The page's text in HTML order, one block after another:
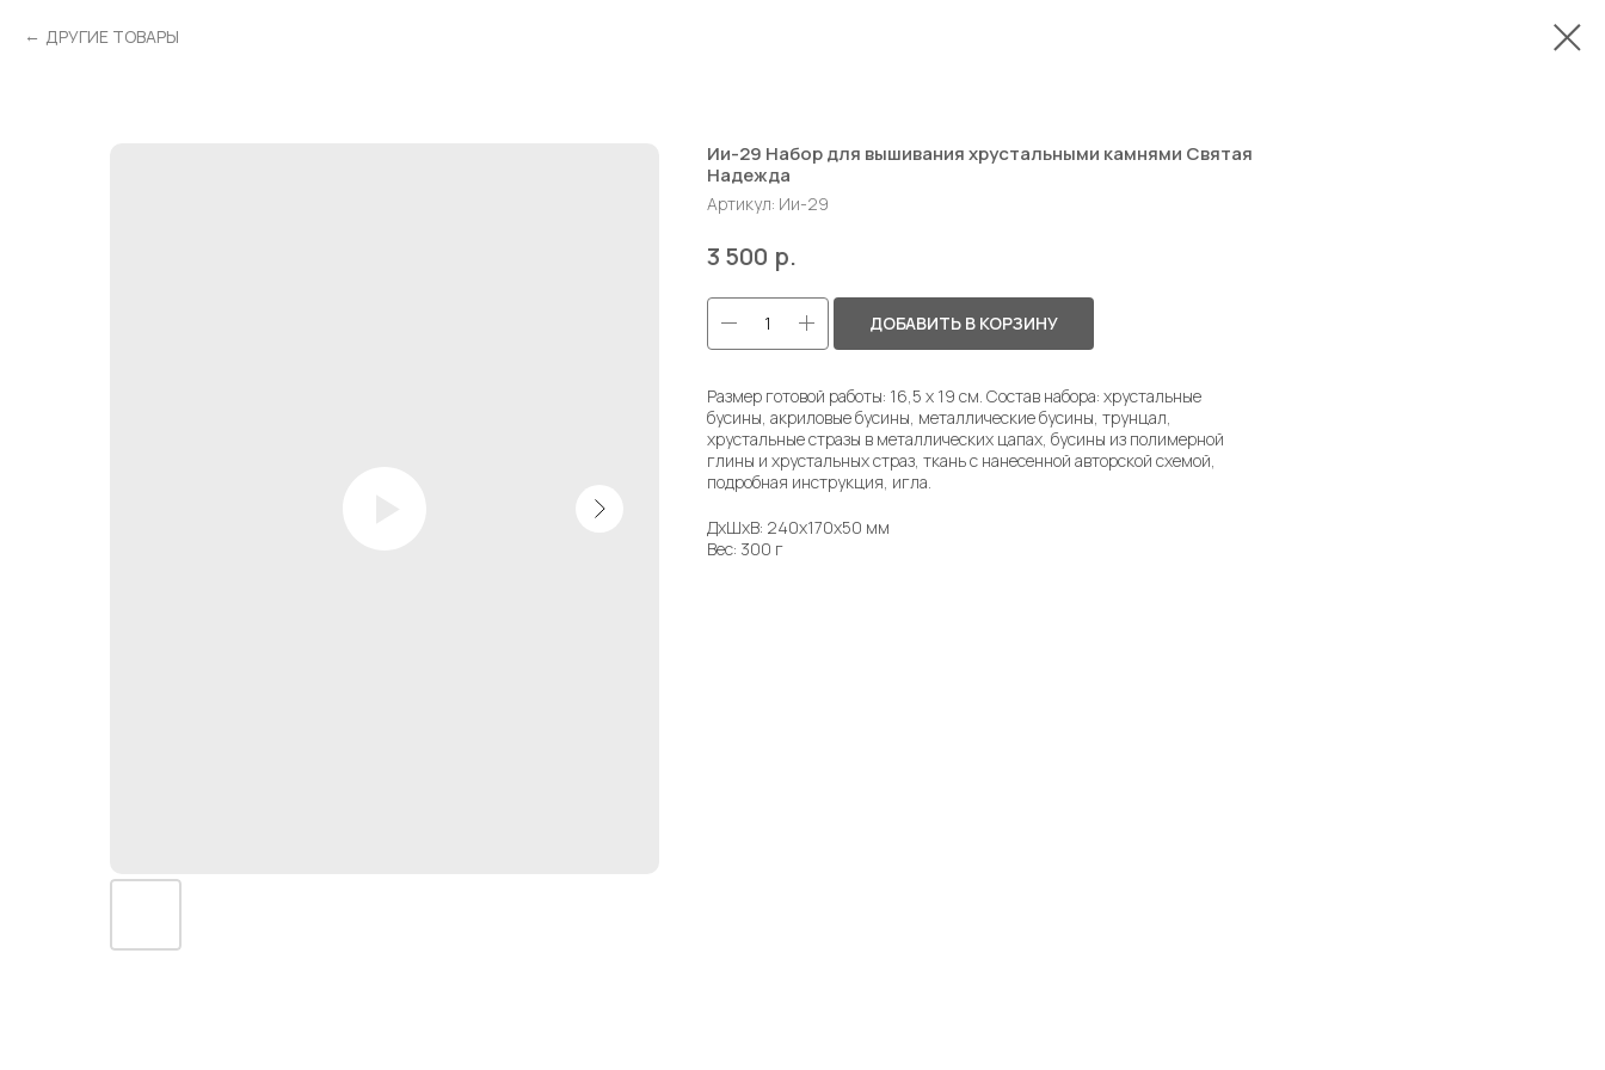
ДРУГИЕ ТОВАРЫ
Ии-29 Набор для вышивания хрустальными камнями Святая
Надежда
Артикул: Ии-29
3 500 р.
ДОБАВИТЬ В КОРЗИНУ
Размер готовой работы: 16,5 х 19 см. Состав набора: хрустальные
бусины, акриловые бусины, металлические бусины, трунцал,
хрустальные стразы в металлических цапах, бусины из полимерной
глины и хрустальных страз, ткань с нанесенной авторской схемой,
подробная инструкция, игла.
ДxШxВ: 240x170x50 мм
Вес: 300 г